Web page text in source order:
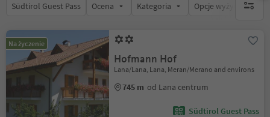
Südtirol Guest Pass Ocena Kategoria Opcje wyżywienia
1
Na życzenie
Hofmann Hof
Lana/Lana, Lana, Meran/Merano and environs
745 m od Lana centrum
Südtirol Guest Pass